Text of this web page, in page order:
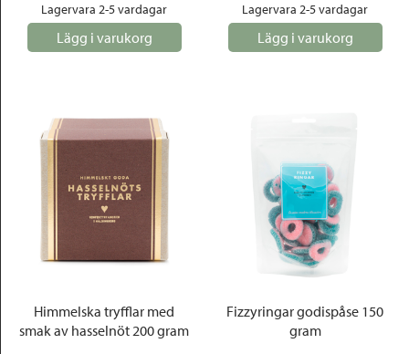
Lagervara 2-5 vardagar
Lägg i varukorg
Lagervara 2-5 vardagar
Lägg i varukorg
Himmelska tryfflar med
smak av hasselnöt 200 gram
Fizzyringar godispåse 150
gram